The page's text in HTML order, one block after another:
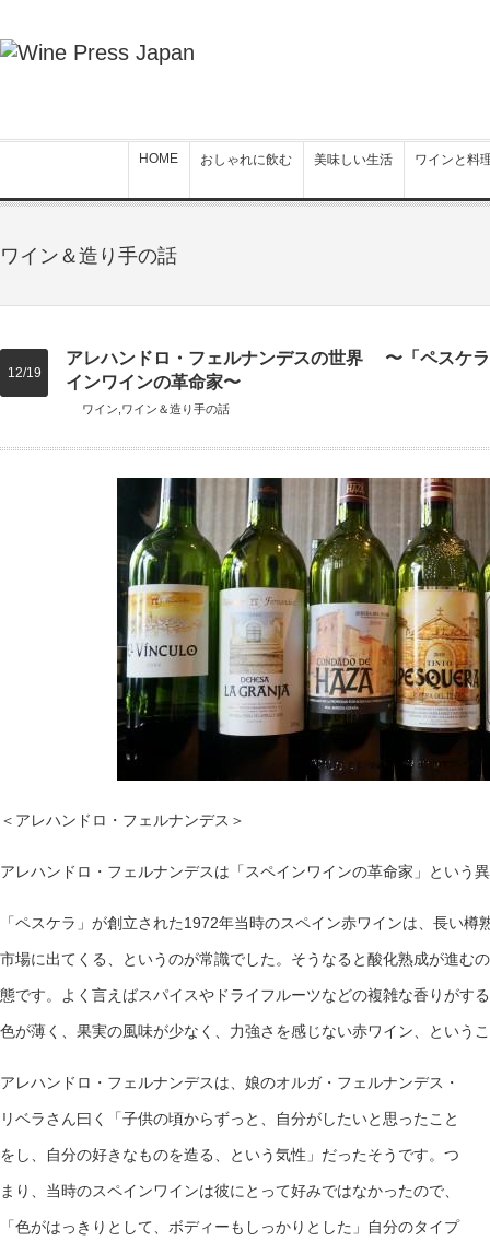
HOME おしゃれに飲む 美味しい生活 ワインと料
ワイン＆造り手の話
アレハンドロ・フェルナンデスの世界 〜「ペスケ
インワインの革命家〜
ワイン ワイン＆造り手の話
12/19
＜アレハンドロ・フェルナンデス＞
アレハンドロ・フェルナンデスは「スペインワインの革命家」という
「ペスケラ」が創立された1972年当時のスペイン赤ワインは、長い
市場に出てくる、というのが常識でした。そうなると酸化熟成が進む
態です。よく言えばスパイスやドライフルーツなどの複雑な香りがす
色が薄く、果実の風味が少なく、力強さを感じない赤ワイン、という
アレハンドロ・フェルナンデスは、娘のオルガ・フェルナンデス・
リベラさん曰く「子供の頃からずっと、自分がしたいと思ったこと
をし、自分の好きなものを造る、という気性」だったそうです。つ
まり、当時のスペインワインは彼にとって好みではなかったので、
「色がはっきりとして、ボディーもしっかりとした」自分のタイプ